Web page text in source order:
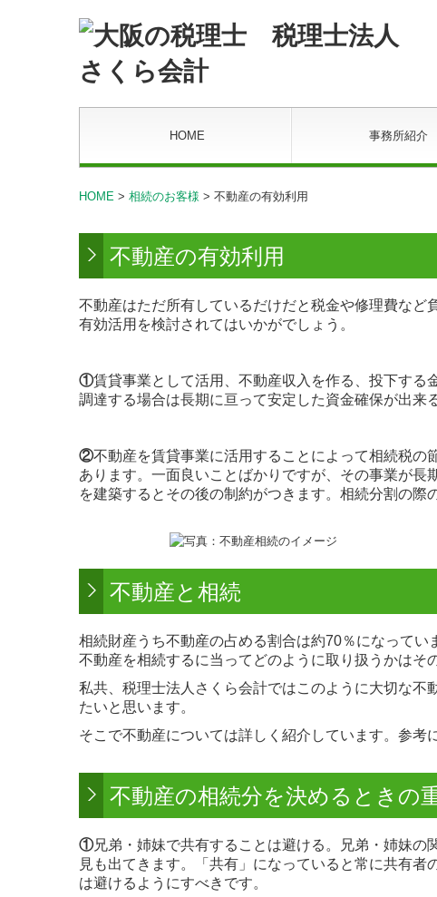
HOME 事務所紹介
HOME > 相続のお客様 > 不動産の有効利用
不動産の有効利用
不動産はただ所有しているだけだと税金や修理費など
有効活用を検討されてはいかがでしょう。
①賃貸事業として活用、不動産収入を作る、投下する
調達する場合は長期に亘って安定した資金確保が出来
②不動産を賃貸事業に活用することによって相続税
あります。一面良いことばかりですが、その事業が
を建築するとその後の制約がつきます。相続分割の際
不動産と相続
相続財産うち不動産の占める割合は約70％になって
不動産を相続するに当ってどのように取り扱うかはそ
私共、税理士法人さくら会計ではこのように大切な不
たいと思います。
そこで不動産については詳しく紹介しています。参考
不動産の相続分を決めるときの
①兄弟・姉妹で共有することは避ける。兄弟・姉妹
見も出てきます。「共有」になっていると常に共有
は避けるようにすべきです。